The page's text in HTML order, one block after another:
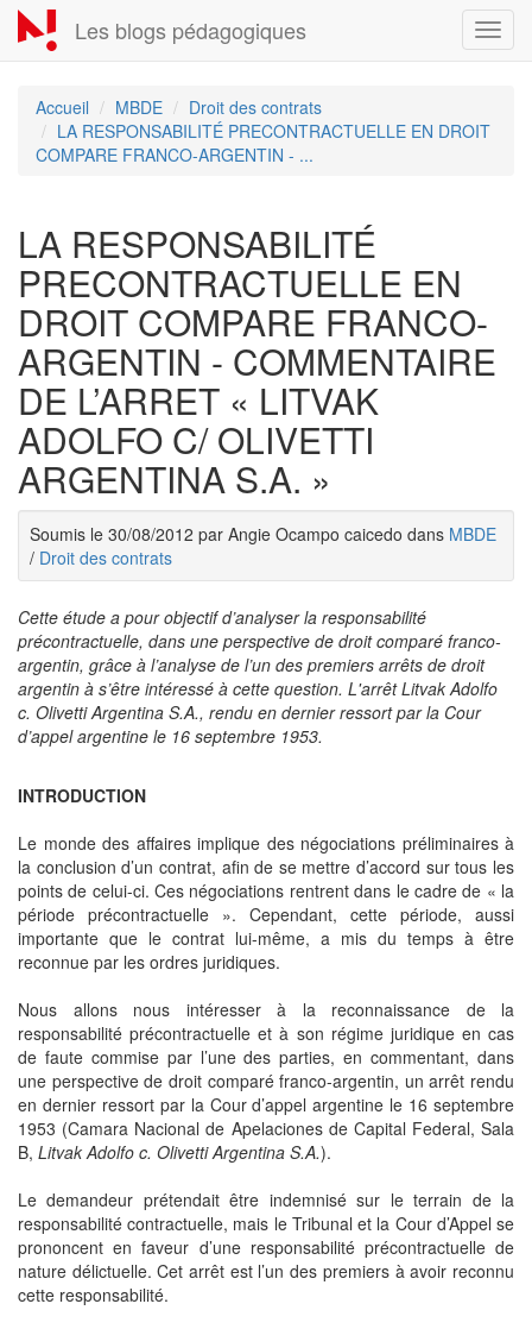
Aller
au
contenu
Les blogs pédagogiques
Accueil MBDE
Droit des contrats
LA RESPONSABILITÉ PRECONTRACTUELLE EN DROIT
COMPARE FRANCO-ARGENTIN - ...
LA RESPONSABILITÉ
PRECONTRACTUELLE EN
DROIT COMPARE FRANCO-
ARGENTIN - COMMENTAIRE
DE L’ARRET « LITVAK
ADOLFO C/ OLIVETTI
ARGENTINA S.A. »
Soumis le 30/08/2012 par Angie Ocampo caicedo dans MBDE
/ Droit des contrats
Cette étude a pour objectif d’analyser la responsabilité
précontractuelle, dans une perspective de droit comparé franco-
argentin, grâce à l’analyse de l’un des premiers arrêts de droit
argentin à s’être intéressé à cette question. L'arrêt Litvak Adolfo
c. Olivetti Argentina S.A., rendu en dernier ressort par la Cour
d’appel argentine le 16 septembre 1953.
INTRODUCTION
Le monde des affaires implique des négociations préliminaires à
la conclusion d’un contrat, afin de se mettre d’accord sur tous les
points de celui-ci. Ces négociations rentrent dans le cadre de « la
période précontractuelle ». Cependant, cette période, aussi
importante que le contrat lui-même, a mis du temps à être
reconnue par les ordres juridiques.
Nous allons nous intéresser à la reconnaissance de la
responsabilité précontractuelle et à son régime juridique en cas
de faute commise par l’une des parties, en commentant, dans
une perspective de droit comparé franco-argentin, un arrêt rendu
en dernier ressort par la Cour d’appel argentine le 16 septembre
1953 (Camara Nacional de Apelaciones de Capital Federal, Sala
B, Litvak Adolfo c. Olivetti Argentina S.A.).
Le demandeur prétendait être indemnisé sur le terrain de la
responsabilité contractuelle, mais le Tribunal et la Cour d’Appel se
prononcent en faveur d’une responsabilité précontractuelle de
nature délictuelle. Cet arrêt est l’un des premiers à avoir reconnu
cette responsabilité.